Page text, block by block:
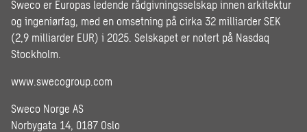
Sweco er Europas ledende rådgivningsselskap innen arkitektur
og ingeniørfag, med en omsetning på cirka 32 milliarder SEK
(2,9 milliarder EUR) i 2025. Selskapet er notert på Nasdaq
Stockholm.
www.swecogroup.com
Sweco Norge AS
Norbygata 14, 0187 Oslo